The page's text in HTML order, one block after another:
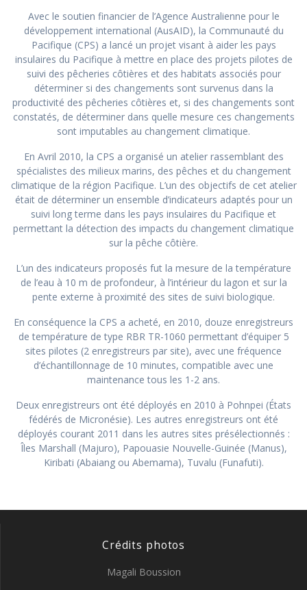
Avec le soutien financier de l’Agence Australienne pour le
développement international (AusAID), la Communauté du
Pacifique (CPS) a lancé un projet visant à aider les pays
insulaires du Pacifique à mettre en place des projets pilotes de
suivi des pêcheries côtières et des habitats associés pour
déterminer si des changements sont survenus dans la
productivité des pêcheries côtières et, si des changements sont
constatés, de déterminer dans quelle mesure ces changements
sont imputables au changement climatique.
En Avril 2010, la CPS a organisé un atelier rassemblant des
spécialistes des milieux marins, des pêches et du changement
climatique de la région Pacifique. L’un des objectifs de cet atelier
était de déterminer un ensemble d’indicateurs adaptés pour un
suivi long terme dans les pays insulaires du Pacifique et
permettant la détection des impacts du changement climatique
sur la pêche côtière.
L’un des indicateurs proposés fut la mesure de la température
de l’eau à 10 m de profondeur, à l’intérieur du lagon et sur la
pente externe à proximité des sites de suivi biologique.
En conséquence la CPS a acheté, en 2010, douze enregistreurs
de température de type RBR TR-1060 permettant d’équiper 5
sites pilotes (2 enregistreurs par site), avec une fréquence
d’échantillonnage de 10 minutes, compatible avec une
maintenance tous les 1-2 ans.
Deux enregistreurs ont été déployés en 2010 à Pohnpei (États
fédérés de Micronésie). Les autres enregistreurs ont été
déployés courant 2011 dans les autres sites présélectionnés :
Îles Marshall (Majuro), Papouasie Nouvelle-Guinée (Manus),
Kiribati (Abaiang ou Abemama), Tuvalu (Funafuti).
Crédits photos
Magali Boussion